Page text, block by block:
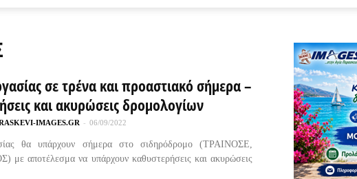
σε τρένα και προαστιακό σήμερα –
και ακυρώσεις δρομολογίων
IMAGES.GR - 06/09/2022
θα υπάρχουν σήμερα στο σιδηρόδρομο (ΤΡΑΙΝΟΣΕ,
αποτέλεσμα να υπάρχουν καθυστερήσεις και ακυρώσεις